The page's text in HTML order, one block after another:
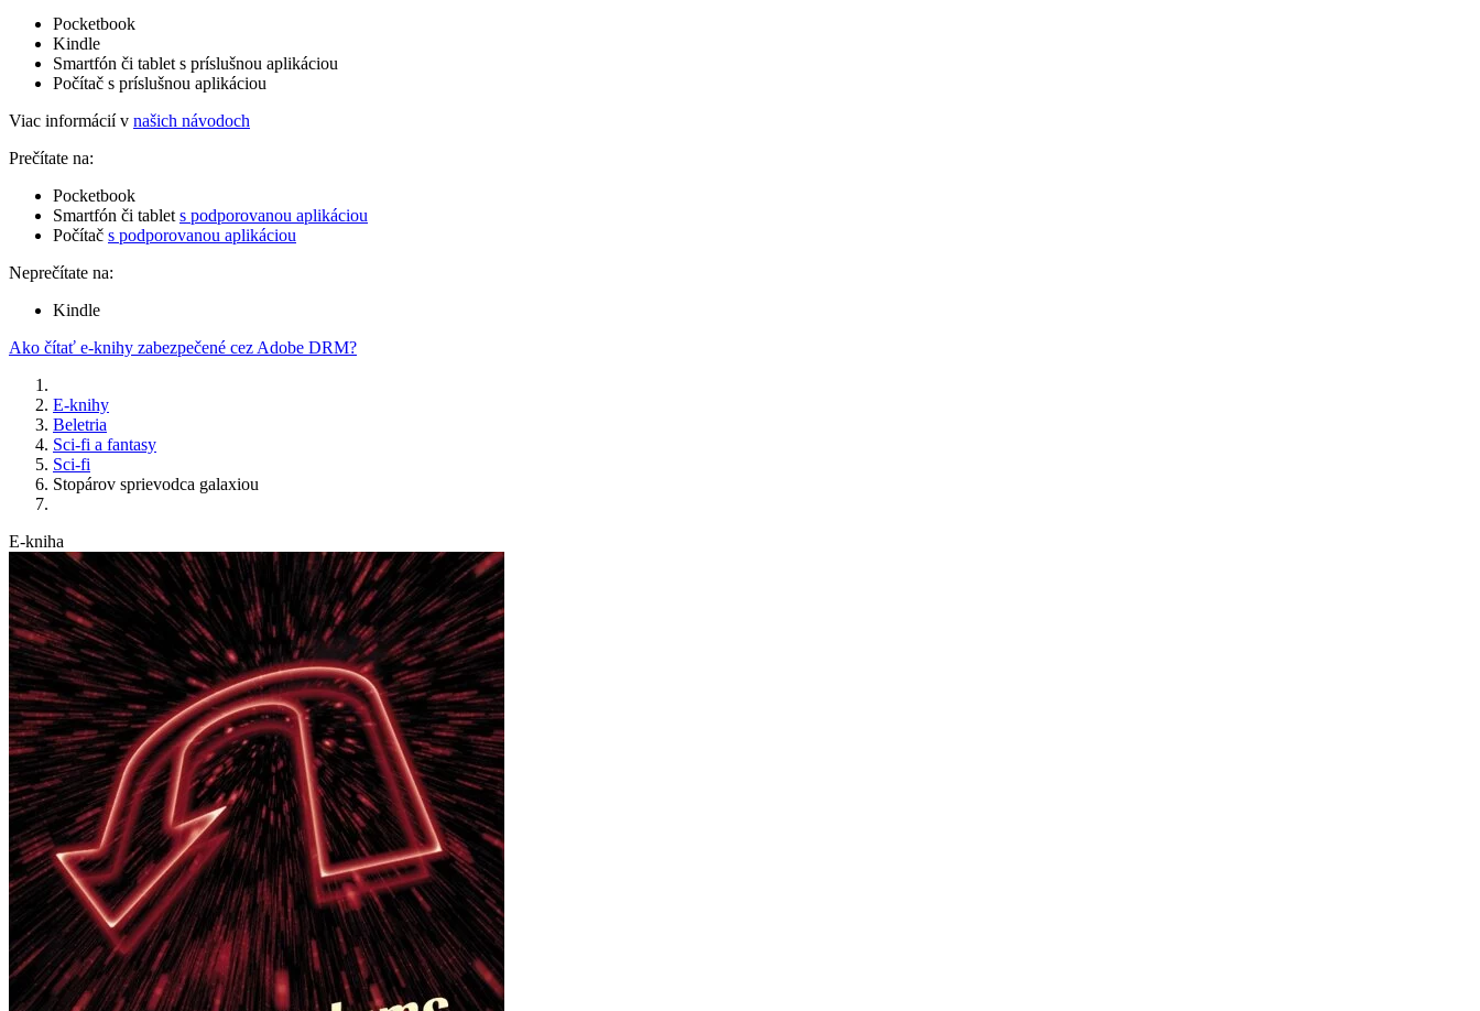
Pocketbook
Kindle
Smartfón či tablet s príslušnou aplikáciou
Počítač s príslušnou aplikáciou
Viac informácií v našich návodoch
Prečítate na:
Pocketbook
Smartfón či tablet s podporovanou aplikáciou
Počítač s podporovanou aplikáciou
Neprečítate na:
Kindle
Ako čítať e-knihy zabezpečené cez Adobe DRM?
E-knihy
Beletria
Sci-fi a fantasy
Sci-fi
Stopárov sprievodca galaxiou
E-kniha